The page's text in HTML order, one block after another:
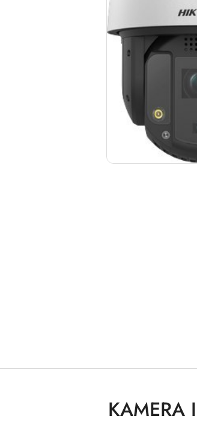
KAMERA